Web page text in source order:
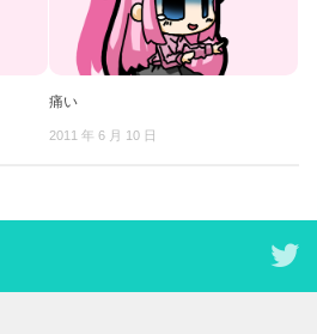
痛い
2011 年 6 月 10 日